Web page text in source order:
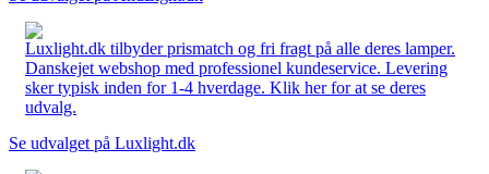
Luxlight.dk tilbyder prismatch og fri fragt på alle deres lamper.
Danskejet webshop med professionel kundeservice. Levering
sker typisk inden for 1-4 hverdage. Klik her for at se deres
udvalg.
Se udvalget på Luxlight.dk